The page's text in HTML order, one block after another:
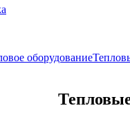
оборудование